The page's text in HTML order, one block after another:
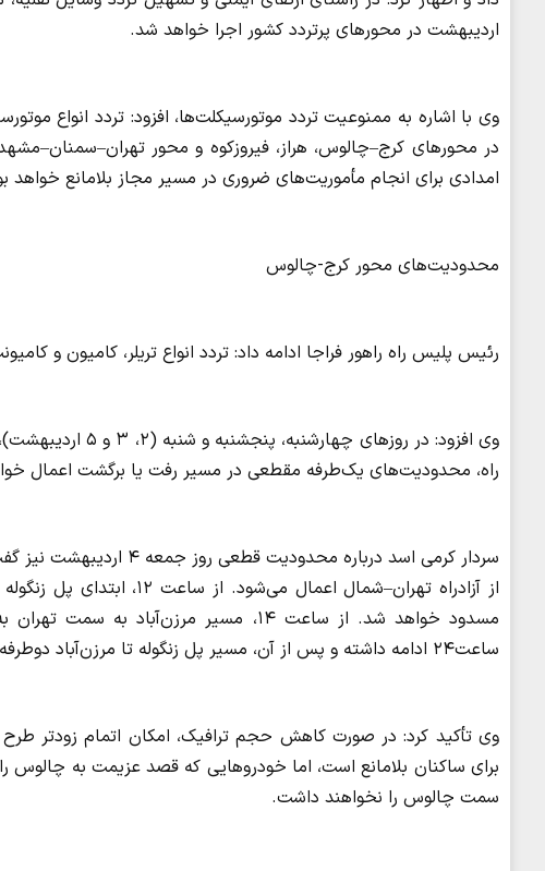
اردیبهشت‌ در محورهای پرتردد کشور اجرا خواهد شد.
در محورهای کرج–چالوس، هراز، فیروزکوه و محور
امدادی برای انجام مأموریت‌های ضروری در مسیر مجاز بلامانع خواهد
محدودیت‌های محور کرج-چالوس
رئیس پلیس راه راهور فراجا ادامه داد: تردد انواع تریلر، کامیون و
وی افزود: در
راه، محدودیت‌های یک‌طرفه مقطعی در مسیر رفت یا برگشت اعمال
از آزادراه تهران–شمال
مسدود خواهد شد. از ساعت ۱۴، مسیر
ساعت۲۴ ادامه داشته و پس از آن، مسیر پل زنگوله تا مرزن‌آباد دوطرفه خواهد شد.
وی تأکید کرد: در صورت کاهش حجم ترافیک، امکان اتمام زودتر
برای ساکنان بلامانع است، اما خودروهایی که قصد عزیمت به چالوس
سمت چالوس را نخواهند داشت.